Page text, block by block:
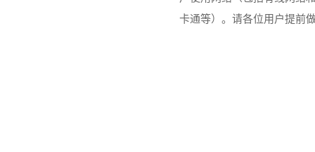
卡通等）。请各位用户提前